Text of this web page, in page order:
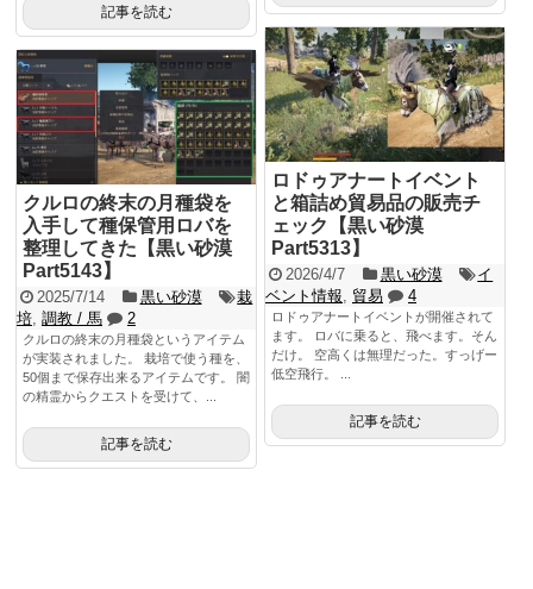
記事を読む
ロドゥアナートイベント
と箱詰め貿易品の販売チ
ェック【黒い砂漠
Part5313】
2026/4/7 黒い砂漠
イ
ベント情報, 貿易 4
ロドゥアナートイベントが開催されて
ます。 ロバに乗ると、飛べます。そん
だけ。 空高くは無理だった。すっげー
低空飛行。 ...
記事を読む
クルロの終末の月種袋を
入手して種保管用ロバを
整理してきた【黒い砂漠
Part5143】
2025/7/14 黒い砂漠
栽
培, 調教 / 馬 2
クルロの終末の月種袋というアイテム
が実装されました。 栽培で使う種を、
50個まで保存出来るアイテムです。 闇
の精霊からクエストを受けて、...
記事を読む